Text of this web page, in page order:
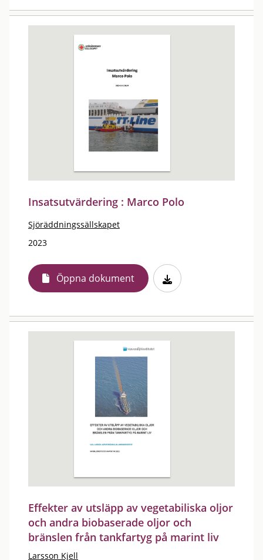
Insatsutvärdering : Marco Polo
Sjöräddningssällskapet
2023
Öppna dokument
Effekter av utsläpp av vegetabiliska oljor
och andra biobaserade oljor och
bränslen från tankfartyg på marint liv
Larsson Kjell